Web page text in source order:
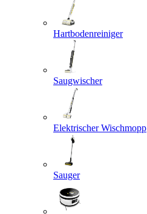
Hartbodenreiniger
Saugwischer
Elektrischer Wischmopp
Sauger